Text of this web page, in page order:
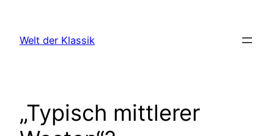
springen
Welt der Klassik
„Typisch mittlerer